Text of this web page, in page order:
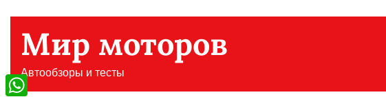
содержимому
Мир моторов
Автообзоры и тесты